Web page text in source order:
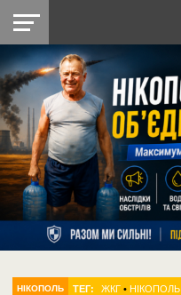
НІКОПОЛЬ
РАЙОН
СІЧЕСЛАВСЬКА
УКРАЇНА
РЕТРО
НІКОПОЛЬ
ЛАЙТ
УКРАЇНА
ДОПОМОГА
РАДІО
НІКОПОЛЬ ТЕГ: ЖКГ •НІКОПОЛЬ